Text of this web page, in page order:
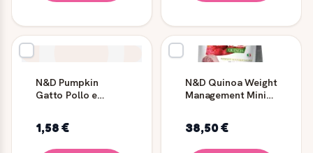
N&D Pumpkin
Gatto Pollo e
1,58 €
N&D Quinoa Weight
Management Mini
38,50 €